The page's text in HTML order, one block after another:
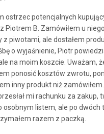
ostrzec potencjalnych
Piotrem B. Zamówiłem u
z piwotami, ale dostałem
o wyjaśnienie, Piotr
na moim koszcie. Uważam,
ponosić kosztów zwrotu,
inny produkt niż
mi rachunku za zakup,
osobnym listem, ale po dwóch
razem z paczką.